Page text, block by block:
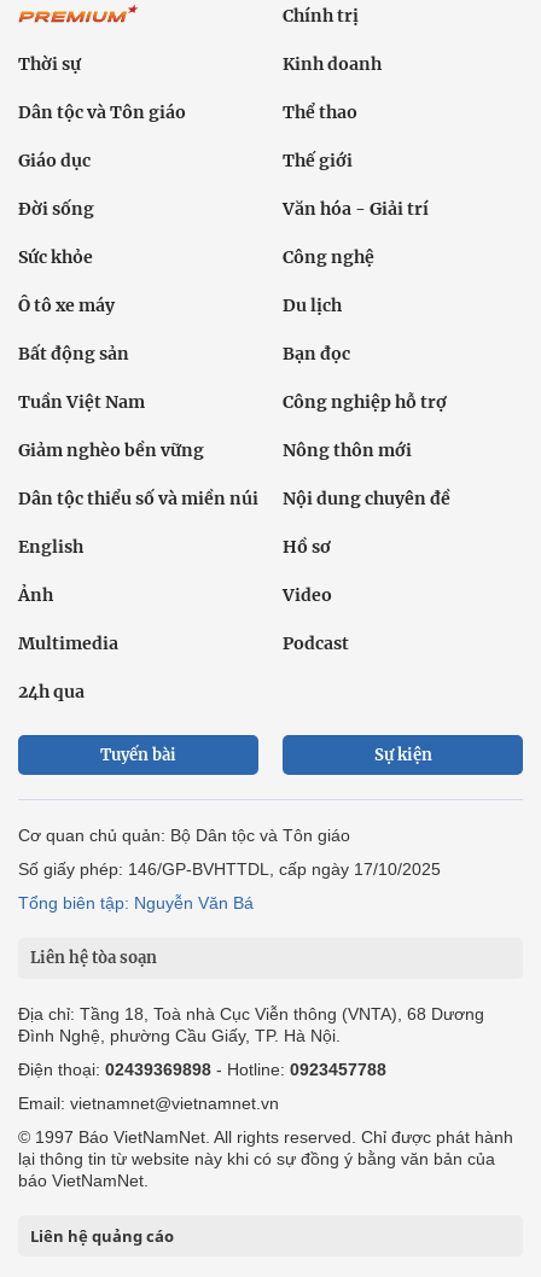
Chính trị
Thời sự Kinh doanh
Dân tộc và Tôn giáo Thể thao
Giáo dục Thế giới
Đời sống Văn hóa - Giải trí
Sức khỏe Công nghệ
Ô tô xe máy Du lịch
Bất động sản Bạn đọc
Tuần Việt Nam Công nghiệp hỗ trợ
Giảm nghèo bền vững Nông thôn mới
Dân tộc thiểu số và miền núi Nội dung chuyên đề
English Hồ sơ
Ảnh Video
Multimedia Podcast
24h qua
Tuyến bài Sự kiện
Cơ quan chủ quản: Bộ Dân tộc và Tôn giáo
Số giấy phép: 146/GP-BVHTTDL, cấp ngày 17/10/2025
Tổng biên tập: Nguyễn Văn Bá
Liên hệ tòa soạn
Địa chỉ: Tầng 18, Toà nhà Cục Viễn thông (VNTA), 68 Dương
Đình Nghệ, phường Cầu Giấy, TP. Hà Nội.
Điện thoại: 02439369898 - Hotline: 0923457788
Email: vietnamnet@vietnamnet.vn
© 1997 Báo VietNamNet. All rights reserved. Chỉ được phát hành
lại thông tin từ website này khi có sự đồng ý bằng văn bản của
báo VietNamNet.
Liên hệ quảng cáo